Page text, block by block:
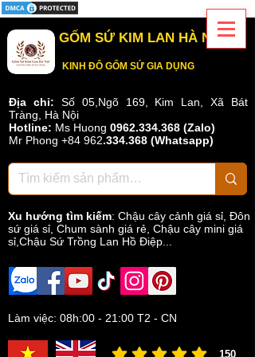
GỐM SỨ KIM LAN HÀ NỘI
KINH ĐÔ GỐM SỨ GIA DỤNG
Địa chỉ: Số 05,Ngõ 169, Kim Lan, Xã Bát
Tràng, Hà Nội
Hotline: Ms Huong 0962.334.368 (Zalo)
Mr Phong +84 962.334.368 (Whatsapp)
Xu hướng tìm kiếm: Chậu cây cảnh giá sỉ Đôn
sứ giá sỉ Chum sành giá rẻ Chậu cây mini giá
sỉ,Chậu Sứ Trồng Lan Hồ Điệp...
Làm việc: 08h:00 - 21:00 T2 - CN
150